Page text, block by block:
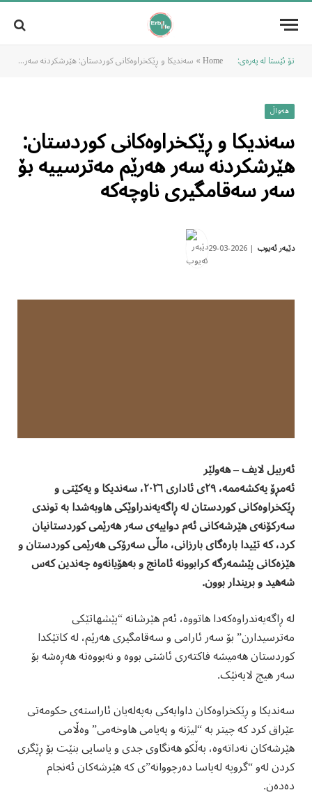
تۆ ئێستا لە پەرەی: Home
» سەندیکا و ڕێکخراوەکانی کوردستان: هێرشکردنە سەر هەرێم مەترسییە بۆ سەر سەقامگیری ناوچەکە
هەواڵ
سەندیکا و ڕێکخراوەکانی کوردستان:
هێرشکردنە سەر هەرێم مەترسییە بۆ
سەر سەقامگیری ناوچەکە
دێبەر ئەیوب 2026-03-29
ئەربیل لایف – هەولێر
ئەمڕۆ یەکشەممە، ٢٩ی ئاداری ٢٠٢٦، سەندیکا و یەکێتی و
ڕێکخراوەکانی کوردستان لە ڕاگەیەندراوێکی هاوبەشدا بە توندی
سەرکۆنەی هێرشەکانی ئەم دواییەی سەر هەرێمی کوردستانیان
کرد، کە تێیدا بارەگای بارزانی، ماڵی سەرۆکی هەرێمی کوردستان و
هێزەکانی پێشمەرگە کرابوونە ئامانج و بەهۆیانەوە چەندین کەس
شەهید و بریندار بوون.
لە ڕاگەیەندراوەکەدا هاتووە، ئەم هێرشانە “پێشهاتێکی
مەترسیدارن” بۆ سەر ئارامی و سەقامگیری هەرێم، لە کاتێکدا
کوردستان هەمیشە فاکتەری ئاشتی بووە و نەبووەتە هەڕەشە بۆ
سەر هیچ لایەنێک.
سەندیکا و ڕێکخراوەکان داوایەکی بەپەلەیان ئاراستەی حکومەتی
عێراق کرد کە چیتر بە “لیژنە و پەیامی هاوخەمی” وەڵامی
هێرشەکان نەداتەوە، بەڵکو هەنگاوی جدی و یاسایی بنێت بۆ ڕێگری
کردن لەو “گروپە لەیاسا دەرچووانە”ی کە هێرشەکان ئەنجام
دەدەن.